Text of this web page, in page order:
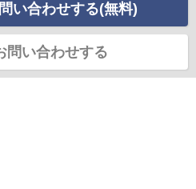
い合わせする(無料)
問い合わせする